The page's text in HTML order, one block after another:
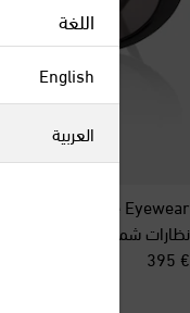
Celine Eyewear
نظارات شمسية بيضاوية Celine 3 Dots
€ 395
original price
اللغة
English
العربية